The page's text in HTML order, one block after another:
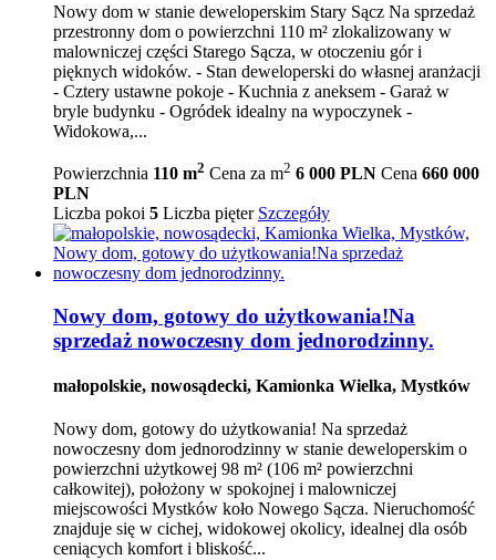
Nowy dom w stanie deweloperskim Stary Sącz Na sprzedaż
przestronny dom o powierzchni 110 m² zlokalizowany w
malowniczej części Starego Sącza, w otoczeniu gór i
pięknych widoków. - Stan deweloperski do własnej aranżacji
- Cztery ustawne pokoje - Kuchnia z aneksem - Garaż w
bryle budynku - Ogródek idealny na wypoczynek -
Widokowa,...
Powierzchnia 110 m2 Cena za m2 6 000 PLN Cena 660 000
PLN
Liczba pokoi 5 Liczba pięter Szczegóły
Nowy dom, gotowy do użytkowania!Na
sprzedaż nowoczesny dom jednorodzinny.
małopolskie, nowosądecki, Kamionka Wielka, Mystków
Nowy dom, gotowy do użytkowania! Na sprzedaż
nowoczesny dom jednorodzinny w stanie deweloperskim o
powierzchni użytkowej 98 m² (106 m² powierzchni
całkowitej), położony w spokojnej i malowniczej
miejscowości Mystków koło Nowego Sącza. Nieruchomość
znajduje się w cichej, widokowej okolicy, idealnej dla osób
ceniących komfort i bliskość...